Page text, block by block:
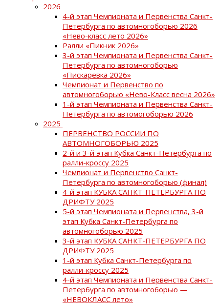
2026
4-й этап Чемпионата и Первенства Санкт-
Петербурга по автомногоборью 2026
«Нево-класс лето 2026»
Ралли «Пикник 2026»
3-й этап Чемпионата и Первенства Санкт-
Петербурга по автомногоборью
«Пискаревка 2026»
Чемпионат и Первенство по
автомногоборью «Нево-Класс весна 2026»
1-й этап Чемпионата и Первенства Санкт-
Петербурга по автомогоборью 2026
2025
ПЕРВЕНСТВО РОССИИ ПО
АВТОМНОГОБОРЬЮ 2025
2-й и 3-й этап Кубка Санкт-Петербурга по
ралли-кроссу 2025
Чемпионат и Первенство Санкт-
Петербурга по автомногоборью (финал)
4-й этап КУБКА САНКТ-ПЕТЕРБУРГА ПО
ДРИФТУ 2025
5-й этап Чемпионата и Первенства, 3-й
этап Кубка Санкт-Петербурга по
автомногоборью 2025
3-й этап КУБКА САНКТ-ПЕТЕРБУРГА ПО
ДРИФТУ 2025
1-й этап Кубка Санкт-Петербурга по
ралли-кроссу 2025
4-й этап Чемпионата и Первенства Санкт-
Петербурга по автомногоборью —
«НЕВОКЛАСС лето»